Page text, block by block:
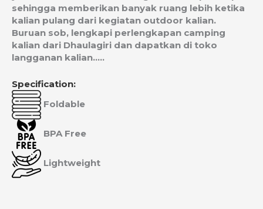
sehingga memberikan banyak ruang lebih ketika
kalian pulang dari kegiatan outdoor kalian.
Buruan sob, lengkapi perlengkapan camping
kalian dari Dhaulagiri dan dapatkan di toko
langganan kalian…..
Specification:
Foldable
BPA Free
Lightweight